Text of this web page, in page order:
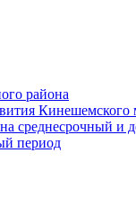
района
среднесрочный и
период